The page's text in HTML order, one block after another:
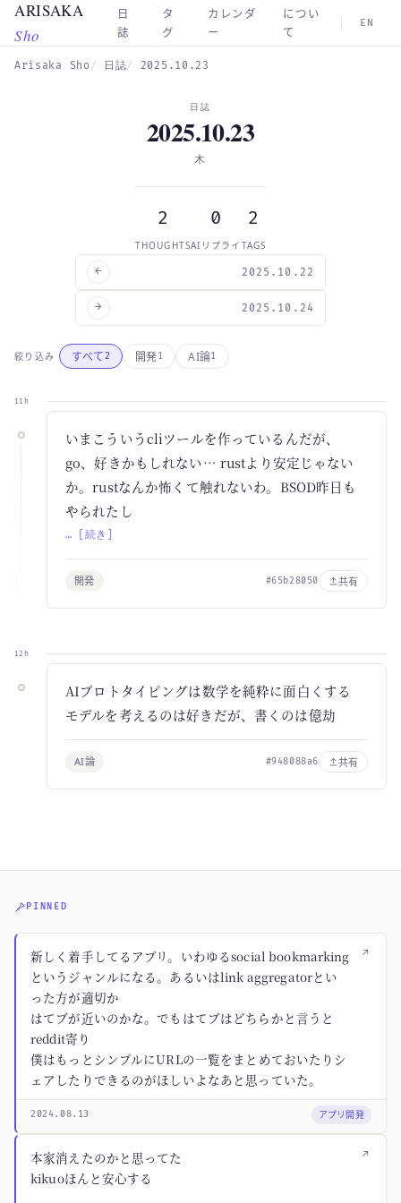
Skip to main content
ARISAKA
Sho
日
誌
タ
グ
カレンダ
ー
につい
て
EN
Arisaka Sho 日誌 2025.10.23
← 2025.10.22
日誌
2025.10.23
木
2
THOUGHTS
0
AIリプライ
2
TAGS
2025.10.24
→
絞り込み すべて2 開発1 AI論1
11h
いまこういうcliツールを作っているんだが、
go、好きかもしれない… rustより安定じゃない
か。rustなんか怖くて触れないわ。BSOD昨日も
やられたし
… [続き]
開発 #65b28050 共有
12h
AIプロトタイピングは数学を純粋に面白くする
モデルを考えるのは好きだが、書くのは億劫
AI論 #948088a6 共有
PINNED
↗
新しく着手してるアプリ。いわゆるsocial bookmarking
というジャンルになる。あるいはlink aggregatorとい
った方が適切か
はてブが近いのかな。でもはてブはどちらかと言うと
reddit寄り
僕はもっとシンプルにURLの一覧をまとめておいたりシ
ェアしたりできるのがほしいよなあと思っていた。
2024.08.13 アプリ開発
↗
本家消えたのかと思ってた
kikuoほんと安心する